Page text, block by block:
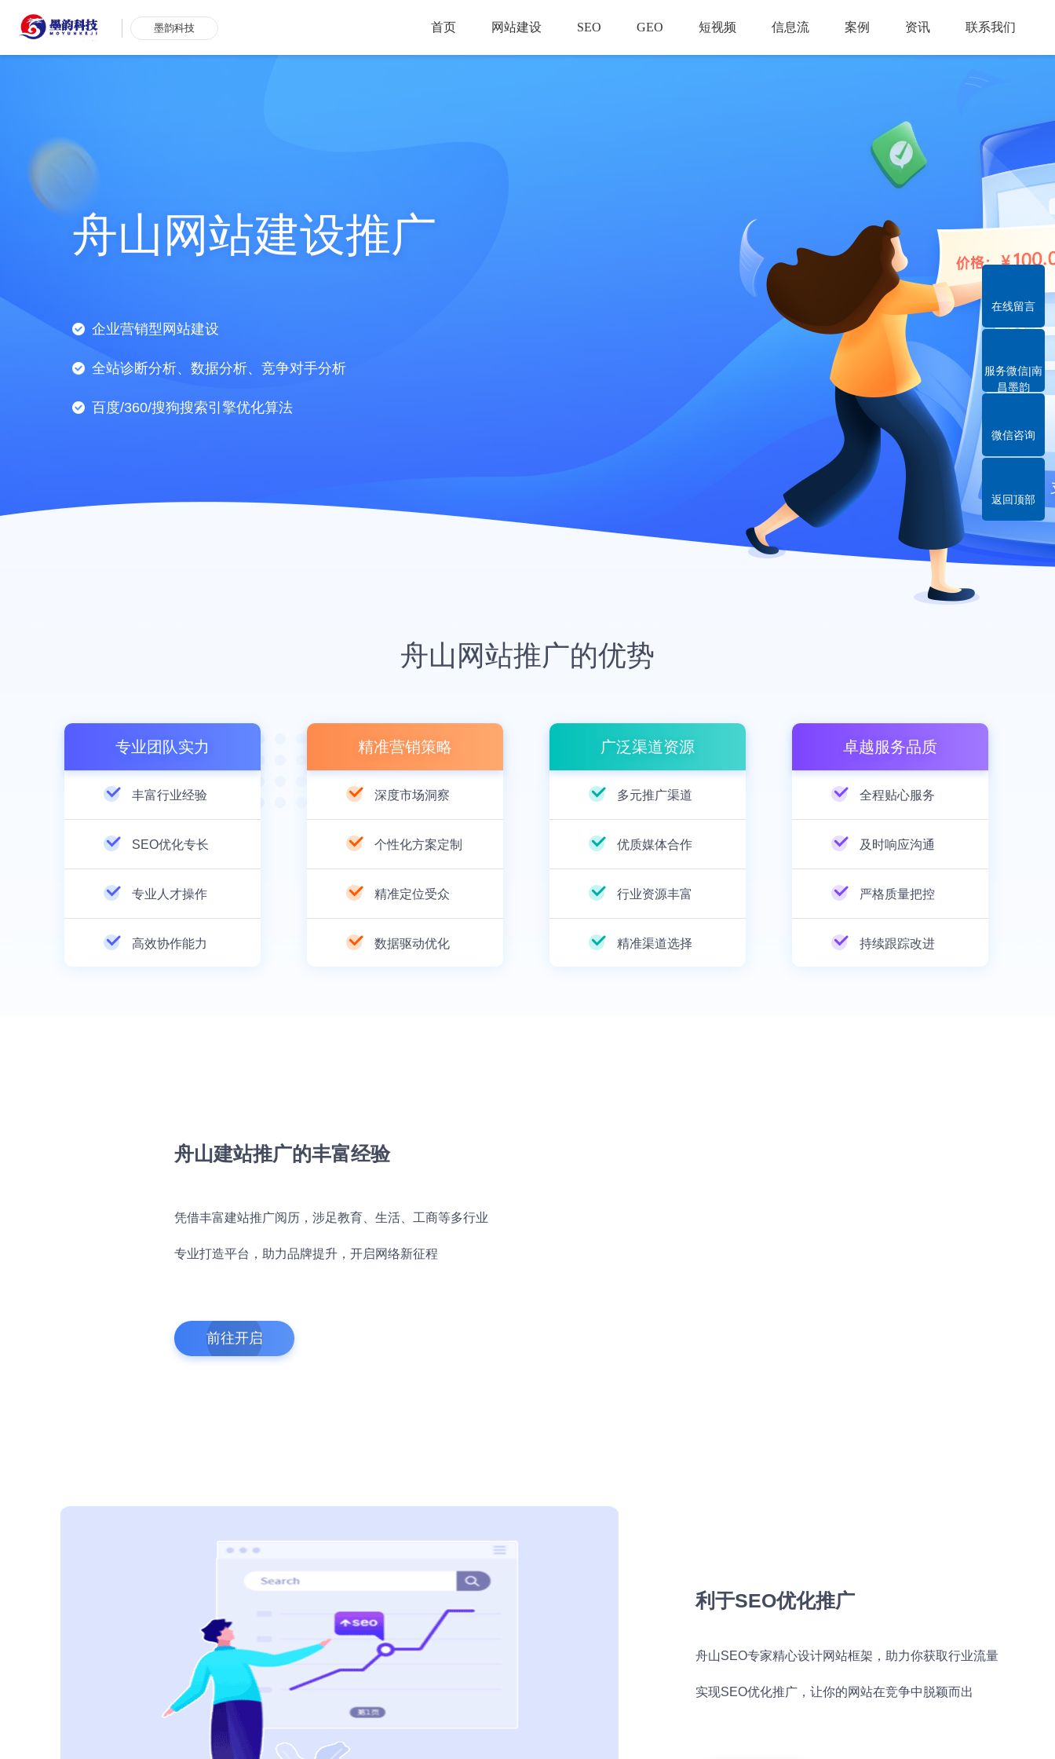
墨韵科技 首页 网站建设 SEO GEO 短视频 信息流 案例 资讯 联系我们
舟山网站建设推广
企业营销型网站建设
全站诊断分析、数据分析、竞争对手分析
百度/360/搜狗搜索引擎优化算法
舟山网站推广的优势
专业团队实力
丰富行业经验
SEO优化专长
专业人才操作
高效协作能力
精准营销策略
深度市场洞察
个性化方案定制
精准定位受众
数据驱动优化
广泛渠道资源
多元推广渠道
优质媒体合作
行业资源丰富
精准渠道选择
卓越服务品质
全程贴心服务
及时响应沟通
严格质量把控
持续跟踪改进
舟山建站推广的丰富经验
凭借丰富建站推广阅历，涉足教育、生活、工商等多行业
专业打造平台，助力品牌提升，开启网络新征程
前往开启
利于SEO优化推广
舟山SEO专家精心设计网站框架，助力你获取行业流量
实现SEO优化推广，让你的网站在竞争中脱颖而出
在线留言
服务微信|南
昌墨韵
微信咨询
返回顶部